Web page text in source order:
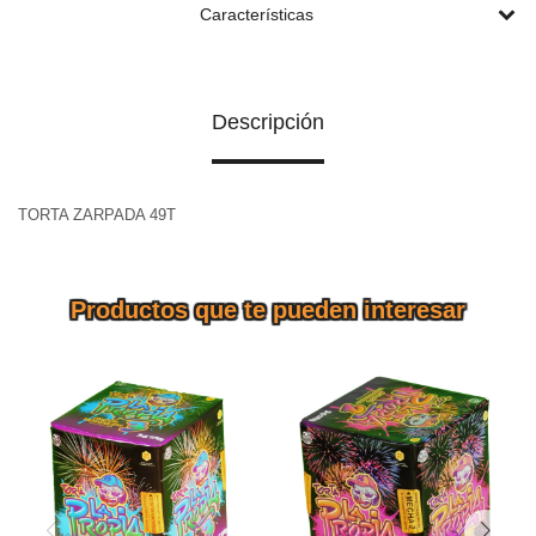
Características
Descripción
TORTA ZARPADA 49T
Productos que te pueden interesar
TORTA LA PROPIA 3 36 Tiros